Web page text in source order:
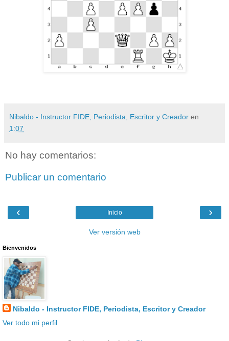
Nibaldo - Instructor FIDE, Periodista, Escritor y Creador en
1:07
No hay comentarios:
Publicar un comentario
‹ ›
Inicio
Ver versión web
Bienvenidos
Nibaldo - Instructor FIDE, Periodista, Escritor y Creador
Ver todo mi perfil